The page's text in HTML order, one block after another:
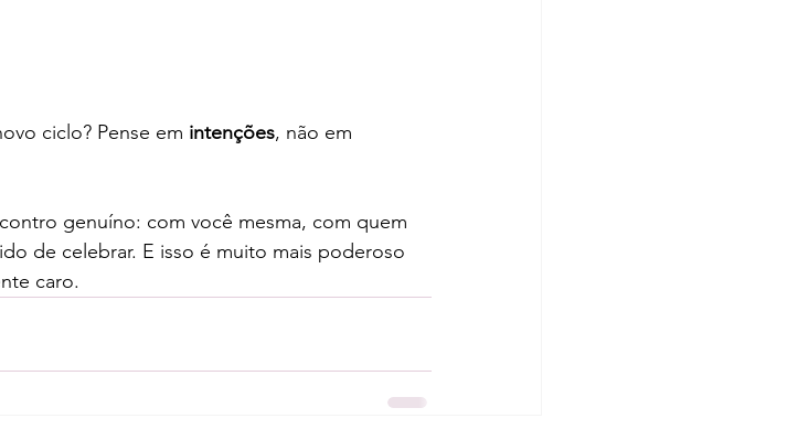
ciclo? Pense em intenções, não em
genuíno: com você mesma, com quem
de celebrar. E isso é muito mais poderoso
caro.